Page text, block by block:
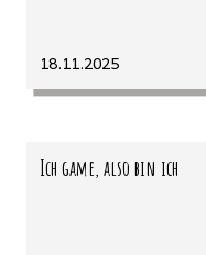
18.11.2025
Ich game, also bin ich